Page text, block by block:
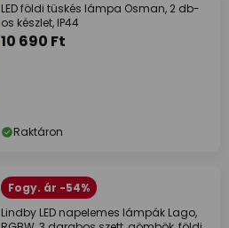
LED földi tüskés lámpa Osman, 2 db-
os készlet, IP44
10 690 Ft
Raktáron
Fogy. ár -54%
Lindby LED napelemes lámpák Lago,